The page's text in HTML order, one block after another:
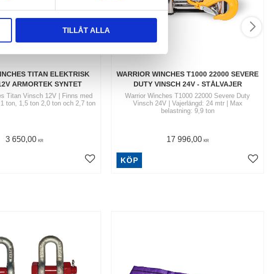
TILLÅT ALLA
TITAN ELEKTRISK
ARMORTEK SYNTET
Titan Vinsch 12V | Finns med
ton, 1,5 ton 2,0 ton och 2,7 ton
3 650,00 KR
WARRIOR WINCHES T1000 22000 SEVERE
DUTY VINSCH 24V - STÅLVAJER
Warrior Winches T1000 22000 Severe Duty
Vinsch 24V | Vajerlängd: 24 mtr | Max
belastning: 9,9 ton
17 996,00 KR
KÖP